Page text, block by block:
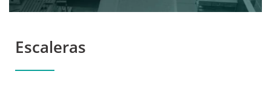
Escaleras